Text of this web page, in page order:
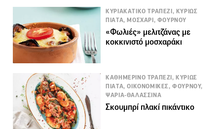
ΚΥΡΙΑΚΑΤΙΚΟ ΤΡΑΠΕΖΙ, ΚΥΡΙΩΣ
ΠΙΑΤΑ, ΜΟΣΧΑΡΙ, ΦΟΥΡΝΟΥ
«Φωλιές» μελιτζάνας με
κοκκινιστό μοσχαράκι
ΚΑΘΗΜΕΡΙΝΟ ΤΡΑΠΕΖΙ, ΚΥΡΙΩΣ
ΠΙΑΤΑ, ΟΙΚΟΝΟΜΙΚΕΣ, ΦΟΥΡΝΟΥ,
ΨΑΡΙΑ-ΘΑΛΑΣΣΙΝΑ
Σκουμπρί πλακί πικάντικο